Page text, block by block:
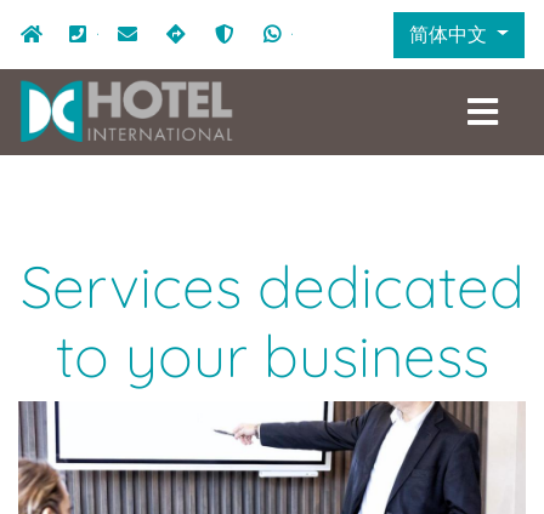
到
内
Navigazione secondaria
首页 +39.049.7641333
info@dchotel.it
如何抵达新冠病毒Covid-19。酒店的安全措
+39.324.9969999
简体中文
Services dedicated
to your business